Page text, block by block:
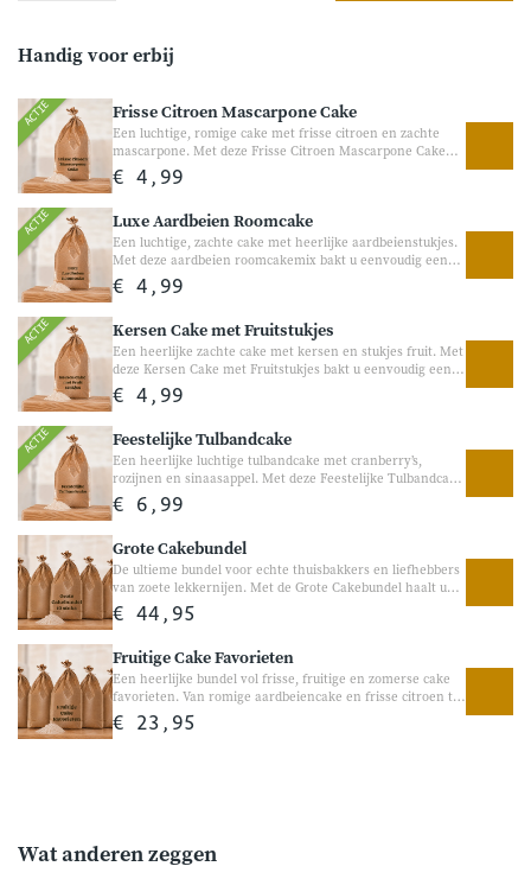
Handig voor erbij
ACTIE Frisse Citroen Mascarpone Cake
Een luchtige, romige cake met frisse citroen en zachte
mascarpone. Met deze Frisse Citroen Mascarpone Cake
bakt u eenvoudig een heerlijke zachte cake met een frisse
citroensmaak en romige tonen van mascarpone. Perfect
traktatie tussendoor.
€ 4,99
ACTIE Luxe Aardbeien Roomcake
Een luchtige, zachte cake met heerlijke aardbeienstukjes.
Met deze aardbeien roomcakemix bakt u eenvoudig een
heerlijke cake met een romige structuur en een zachte
aardbeiensmaak. Perfect voor bij de koffie, een verjaardag
€ 4,99
ACTIE Kersen Cake met Fruitstukjes
Een heerlijke zachte cake met kersen en stukjes fruit. Met
deze Kersen Cake met Fruitstukjes bakt u eenvoudig een
luchtige cake met een heerlijke kersensmaak en zachte
stukjes fruit. Perfect voor bij de koffie, visite of als
€ 4,99
ACTIE Feestelijke Tulbandcake
Een heerlijke luchtige tulbandcake met cranberry’s,
rozijnen en sinaasappel. Met deze Feestelijke Tulbandcake
bakt u eenvoudig een rijke en luchtige cake gevuld met
heerlijk fruit en een zachte vanillesmaak. Perfect voor
€ 6,99
Grote Cakebundel
De ultieme bundel voor echte thuisbakkers en liefhebbers
van zoete lekkernijen. Met de Grote Cakebundel haalt u
direct tien heerlijke cakemixen van Bakgezond in huis.
Van luchtige klassiekers en romige smaken tot chocolade,
gezellige bakmomenten thuis. Perfect om verschillende
smaken uit te proberen, altijd iets lekkers in huis te
hebben of samen gezellig te bakken. 10 heerlijke
cakemixen in één bundel Vol variatie voor iedere
thuisbakker
€ 44,95
Fruitige Cake Favorieten
Een heerlijke bundel vol frisse, fruitige en zomerse cake
favorieten. Van romige aardbeiencake en frisse citroen tot
appeltaart en bananenbrood, met deze bundel bakt u thuis
eenvoudig de lekkerste zoete traktaties. Perfect voor bij de
€ 23,95
Wat anderen zeggen